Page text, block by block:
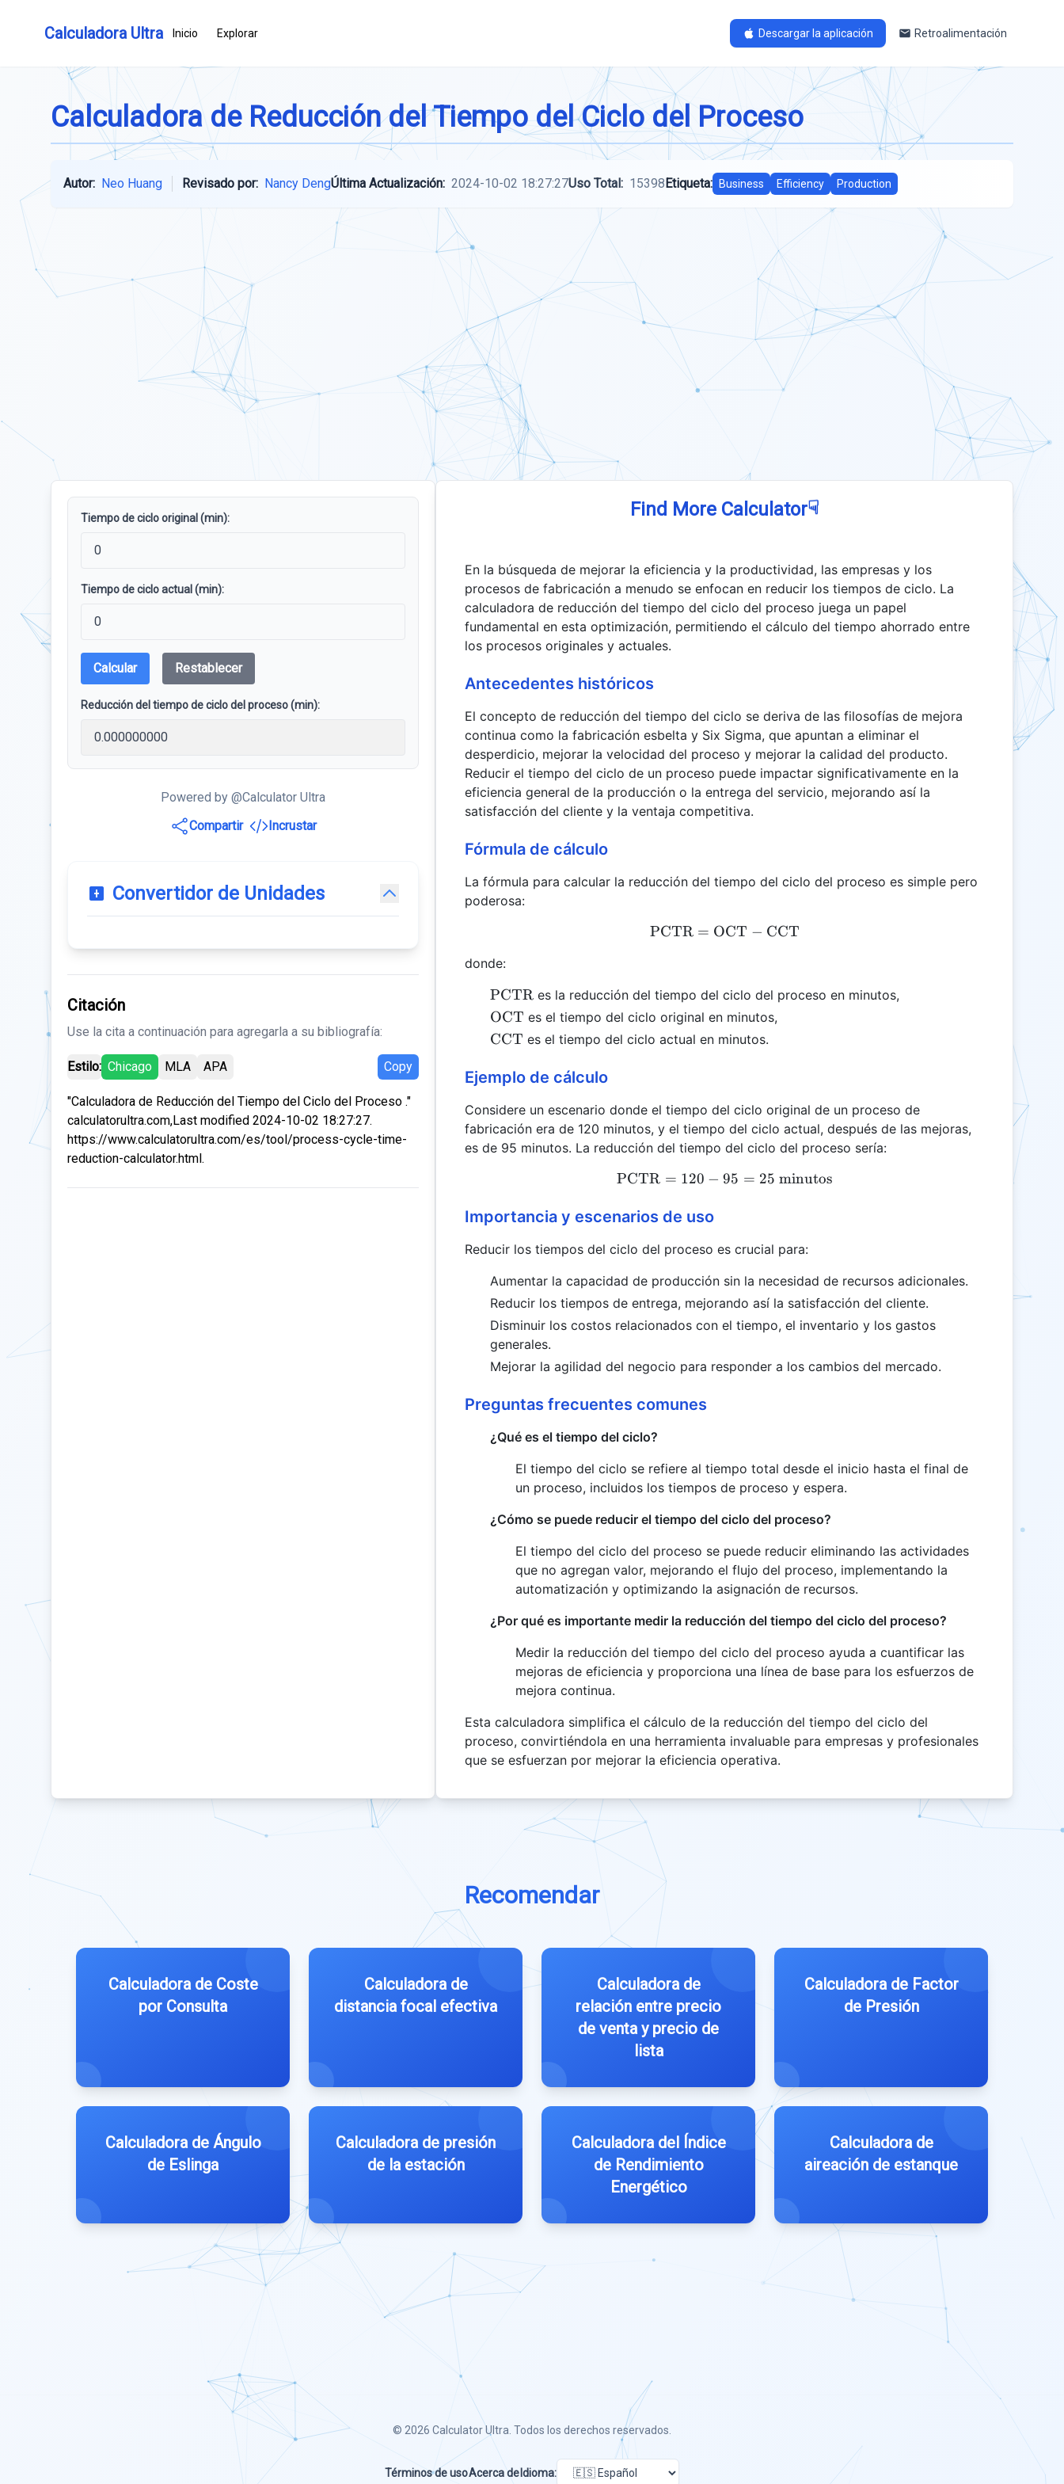
Calculadora Ultra Inicio Explorar Descargar la aplicación Retroalimentación
Calculadora de Reducción del Tiempo del Ciclo del Proceso
Autor: Neo Huang Revisado por: Nancy DengÚltima Actualización: 2024-10-02 18:27:27Uso Total: 15398Etiqueta: Business Efficiency Production
Tiempo de ciclo original (min):
Tiempo de ciclo actual (min):
Calcular Restablecer
Reducción del tiempo de ciclo del proceso (min):
Powered by @Calculator Ultra
Compartir
Incrustar
Convertidor de Unidades
Citación
Use la cita a continuación para agregarla a su bibliografía:
Estilo: Chicago MLA APA Copy
"Calculadora de Reducción del Tiempo del Ciclo del Proceso ."
calculatorultra.com,Last modified 2024-10-02 18:27:27.
https://www.calculatorultra.com/es/tool/process-cycle-time-
reduction-calculator.html.
Find More Calculator☟
En la búsqueda de mejorar la eficiencia y la productividad, las empresas y los
procesos de fabricación a menudo se enfocan en reducir los tiempos de ciclo. La
calculadora de reducción del tiempo del ciclo del proceso juega un papel
fundamental en esta optimización, permitiendo el cálculo del tiempo ahorrado entre
los procesos originales y actuales.
Antecedentes históricos
El concepto de reducción del tiempo del ciclo se deriva de las filosofías de mejora
continua como la fabricación esbelta y Six Sigma, que apuntan a eliminar el
desperdicio, mejorar la velocidad del proceso y mejorar la calidad del producto.
Reducir el tiempo del ciclo de un proceso puede impactar significativamente en la
eficiencia general de la producción o la entrega del servicio, mejorando así la
satisfacción del cliente y la ventaja competitiva.
Fórmula de cálculo
La fórmula para calcular la reducción del tiempo del ciclo del proceso es simple pero
poderosa:
\text{PCTR} = \text{OCT} - \text{CCT}
PCTR = OCT − CCT
donde:
\text{PCTR}
PCTR es la reducción del tiempo del ciclo del proceso en minutos,
\text{OCT}
OCT es el tiempo del ciclo original en minutos,
\text{CCT}
CCT es el tiempo del ciclo actual en minutos.
Ejemplo de cálculo
Considere un escenario donde el tiempo del ciclo original de un proceso de
fabricación era de 120 minutos, y el tiempo del ciclo actual, después de las mejoras,
es de 95 minutos. La reducción del tiempo del ciclo del proceso sería:
\text{PCTR} = 120 - 95 = 25 \text{ minutos}
PCTR = 120 − 95 = 25 minutos
Importancia y escenarios de uso
Reducir los tiempos del ciclo del proceso es crucial para:
Aumentar la capacidad de producción sin la necesidad de recursos adicionales.
Reducir los tiempos de entrega, mejorando así la satisfacción del cliente.
Disminuir los costos relacionados con el tiempo, el inventario y los gastos
generales.
Mejorar la agilidad del negocio para responder a los cambios del mercado.
Preguntas frecuentes comunes
¿Qué es el tiempo del ciclo?
El tiempo del ciclo se refiere al tiempo total desde el inicio hasta el final de
un proceso, incluidos los tiempos de proceso y espera.
¿Cómo se puede reducir el tiempo del ciclo del proceso?
El tiempo del ciclo del proceso se puede reducir eliminando las actividades
que no agregan valor, mejorando el flujo del proceso, implementando la
automatización y optimizando la asignación de recursos.
¿Por qué es importante medir la reducción del tiempo del ciclo del proceso?
Medir la reducción del tiempo del ciclo del proceso ayuda a cuantificar las
mejoras de eficiencia y proporciona una línea de base para los esfuerzos de
mejora continua.
Esta calculadora simplifica el cálculo de la reducción del tiempo del ciclo del
proceso, convirtiéndola en una herramienta invaluable para empresas y profesionales
que se esfuerzan por mejorar la eficiencia operativa.
Recomendar
Calculadora de Coste
por Consulta
Calculadora de
distancia focal efectiva
Calculadora de
relación entre precio
de venta y precio de
lista
Calculadora de Factor
de Presión
Calculadora de Ángulo
de Eslinga
Calculadora de presión
de la estación
Calculadora del Índice
de Rendimiento
Energético
Calculadora de
aireación de estanque
© 2026 Calculator Ultra . Todos los derechos reservados.
Términos de usoAcerca de Idioma: